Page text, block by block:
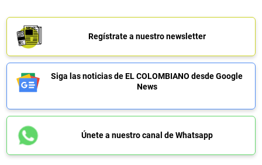
Regístrate a nuestro newsletter
Siga las noticias de EL COLOMBIANO desde Google
News
Únete a nuestro canal de Whatsapp